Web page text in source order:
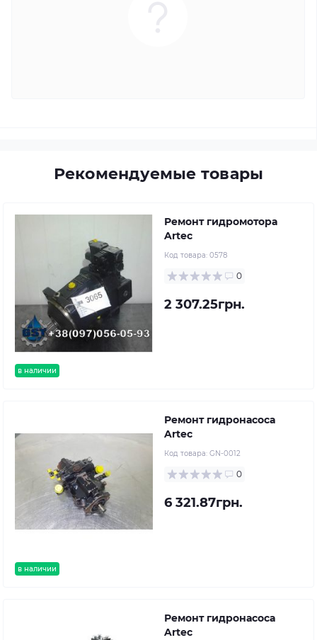
Рекомендуемые товары
в наличии
Ремонт гидромотора
Artec
Код товара: 0578
0
2 307.25грн.
в наличии
Ремонт гидронасоса
Artec
Код товара: GN-0012
0
6 321.87грн.
Ремонт гидронасоса
Artec